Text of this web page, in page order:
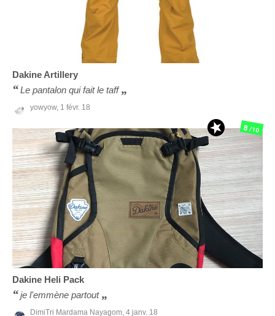
Dakine Artillery
Le pantalon qui fait le taff
yowyow, 1 févr. 18
Dakine Heli Pack
je l'emmène partout
DimiTri Mardama Nayagom, 4 janv. 18
8/10